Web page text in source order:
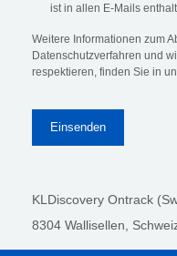
ist in allen E-Mails
Weitere Informationen zum
Datenschutzverfahren und
respektieren, finden Sie in
KLDiscovery Ontrack
8304 Wallisellen,